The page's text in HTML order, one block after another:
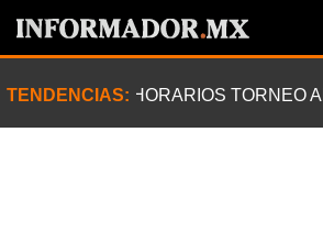
TENDENCIAS: HORARIOS TORNEO